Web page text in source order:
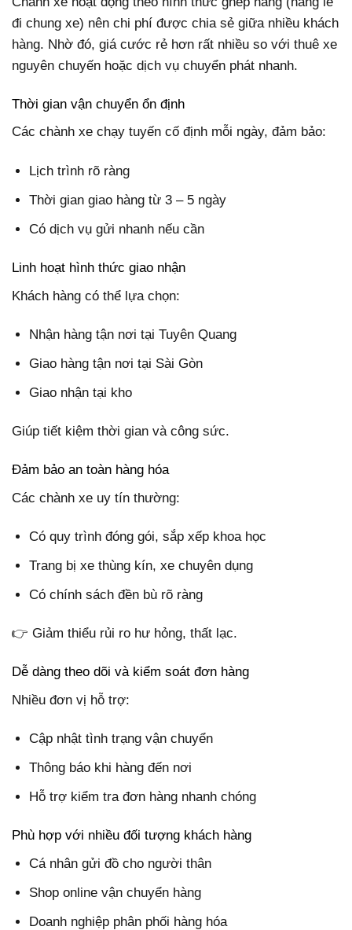
đi chung xe) nên chi phí được chia sẻ giữa nhiều khách
hàng. Nhờ đó, giá cước rẻ hơn rất nhiều so với thuê xe
nguyên chuyến hoặc dịch vụ chuyển phát nhanh.
Thời gian vận chuyển ổn định
Các chành xe chạy tuyến cố định mỗi ngày, đảm bảo:
Lịch trình rõ ràng
Thời gian giao hàng từ 3 – 5 ngày
Có dịch vụ gửi nhanh nếu cần
Linh hoạt hình thức giao nhận
Khách hàng có thể lựa chọn:
Nhận hàng tận nơi tại Tuyên Quang
Giao hàng tận nơi tại Sài Gòn
Giao nhận tại kho
Giúp tiết kiệm thời gian và công sức.
Đảm bảo an toàn hàng hóa
Các chành xe uy tín thường:
Có quy trình đóng gói, sắp xếp khoa học
Trang bị xe thùng kín, xe chuyên dụng
Có chính sách đền bù rõ ràng
👉 Giảm thiểu rủi ro hư hỏng, thất lạc.
Dễ dàng theo dõi và kiểm soát đơn hàng
Nhiều đơn vị hỗ trợ:
Cập nhật tình trạng vận chuyển
Thông báo khi hàng đến nơi
Hỗ trợ kiểm tra đơn hàng nhanh chóng
Phù hợp với nhiều đối tượng khách hàng
Cá nhân gửi đồ cho người thân
Shop online vận chuyển hàng
Doanh nghiệp phân phối hàng hóa